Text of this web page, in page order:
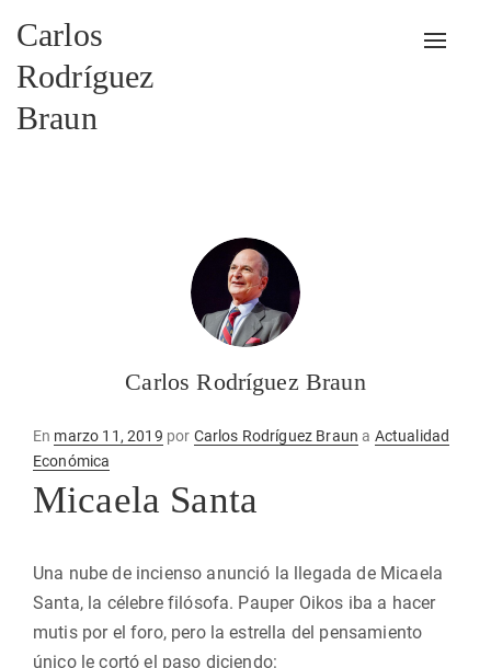
Carlos
Rodríguez
Braun
Carlos Rodríguez Braun
En Publicado
en
marzo 11, 2019 por Carlos Rodríguez Braun a Actualidad
Económica
Micaela Santa
Una nube de incienso anunció la llegada de Micaela
Santa, la célebre filósofa. Pauper Oikos iba a hacer
mutis por el foro, pero la estrella del pensamiento
único le cortó el paso diciendo: